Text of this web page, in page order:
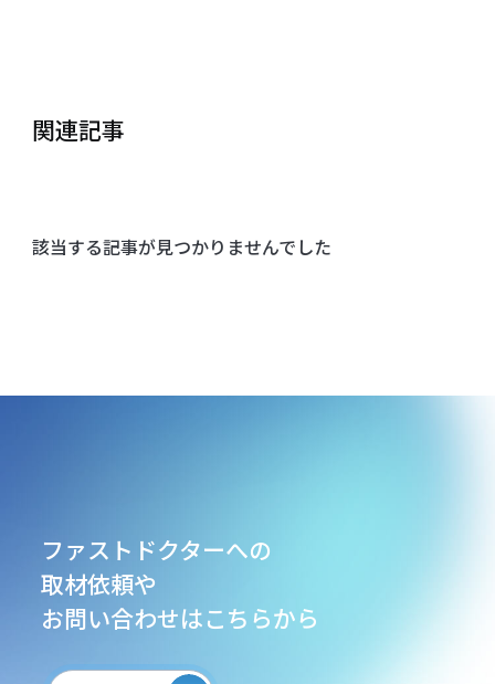
関連記事
該当する記事が見つかりませんでした
ファストドクターへの
取材依頼や
お問い合わせはこちらから